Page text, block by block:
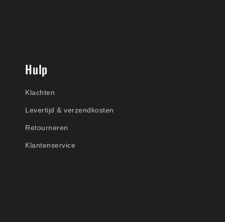
Hulp
Klachten
Levertijd & verzendkosten
Retourneren
Klantenservice